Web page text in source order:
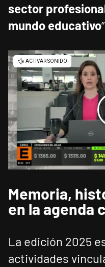
sector
mundo educativo
Memoria,
en la agenda
La edición 2025
actividades